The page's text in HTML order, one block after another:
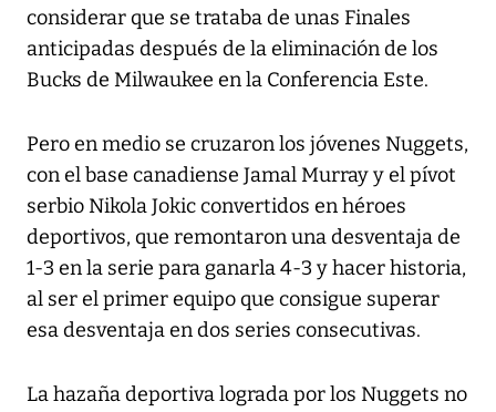
considerar que se trataba de unas Finales
anticipadas después de la eliminación de los
Bucks de Milwaukee en la Conferencia Este.
Pero en medio se cruzaron los jóvenes Nuggets,
con el base canadiense Jamal Murray y el pívot
serbio Nikola Jokic convertidos en héroes
deportivos, que remontaron una desventaja de
1-3 en la serie para ganarla 4-3 y hacer historia,
al ser el primer equipo que consigue superar
esa desventaja en dos series consecutivas.
La hazaña deportiva lograda por los Nuggets no